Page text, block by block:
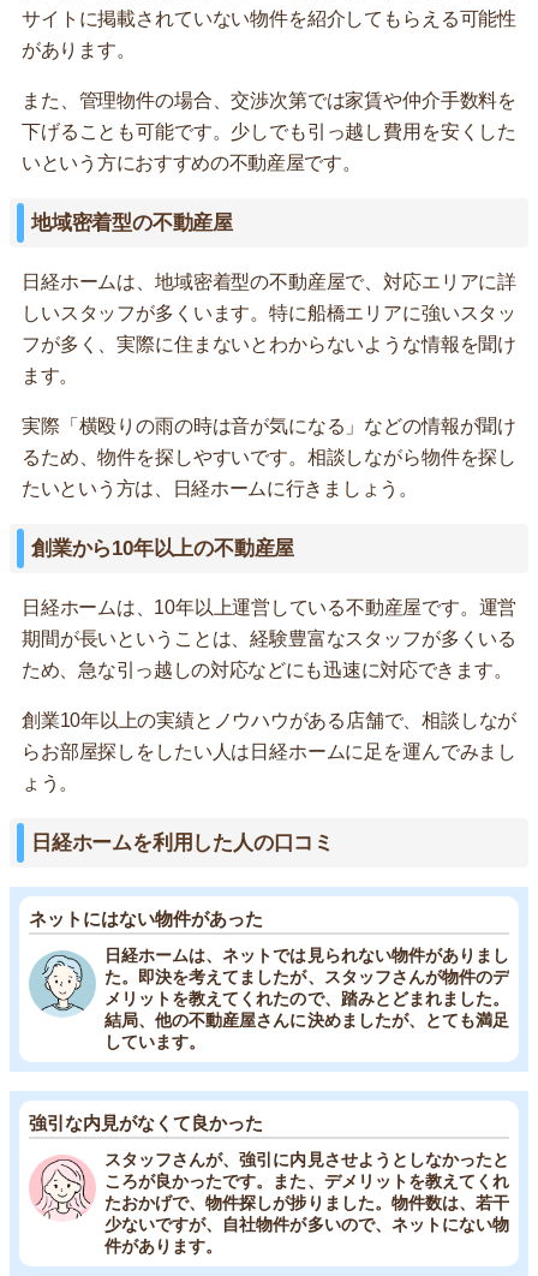
サイトに掲載されていない物件を紹介してもらえる可能性
があります。
また、管理物件の場合、交渉次第では家賃や仲介手数料を
下げることも可能です。少しでも引っ越し費用を安くした
いという方におすすめの不動産屋です。
地域密着型の不動産屋
日経ホームは、地域密着型の不動産屋で、対応エリアに詳
しいスタッフが多くいます。特に船橋エリアに強いスタッ
フが多く、実際に住まないとわからないような情報を聞け
ます。
実際「横殴りの雨の時は音が気になる」などの情報が聞け
るため、物件を探しやすいです。相談しながら物件を探し
たいという方は、日経ホームに行きましょう。
創業から10年以上の不動産屋
日経ホームは、10年以上運営している不動産屋です。運営
期間が長いということは、経験豊富なスタッフが多くいる
ため、急な引っ越しの対応などにも迅速に対応できます。
創業10年以上の実績とノウハウがある店舗で、相談しなが
らお部屋探しをしたい人は日経ホームに足を運んでみまし
ょう。
日経ホームを利用した人の口コミ
ネットにはない物件があった
日経ホームは、ネットでは見られない物件がありまし
た。即決を考えてましたが、スタッフさんが物件のデ
メリットを教えてくれたので、踏みとどまれました。
結局、他の不動産屋さんに決めましたが、とても満足
しています。
強引な内見がなくて良かった
スタッフさんが、強引に内見させようとしなかったと
ころが良かったです。また、デメリットを教えてくれ
たおかげで、物件探しが捗りました。物件数は、若干
少ないですが、自社物件が多いので、ネットにない物
件があります。